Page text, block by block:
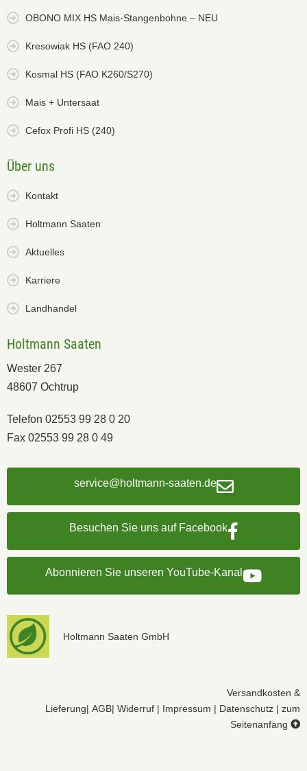
OBONO MIX HS Mais-Stangenbohne – NEU
Kresowiak HS (FAO 240)
Kosmal HS (FAO K260/S270)
Mais + Untersaat
Cefox Profi HS (240)
Über uns
Kontakt
Holtmann Saaten
Aktuelles
Karriere
Landhandel
Holtmann Saaten
Wester 267
48607 Ochtrup
Telefon 02553 99 28 0 20
Fax 02553 99 28 0 49
service@holtmann-saaten.de
Besuchen Sie uns auf Facebook
Abonnieren Sie unseren YouTube-Kanal
Holtmann Saaten GmbH
Versandkosten &
Lieferung| AGB| Widerruf | Impressum | Datenschutz | zum
Seitenanfang